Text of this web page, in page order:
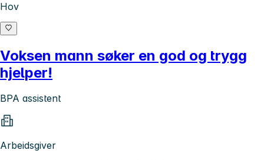
Hov
Voksen mann søker en god og trygg
hjelper!
BPA assistent
Arbeidsgiver